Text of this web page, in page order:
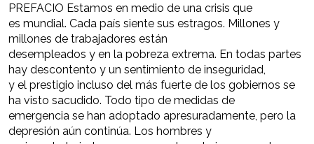
PREFACIO Estamos en medio de una crisis que
es mundial. Cada país siente sus estragos. Millones y
millones de trabajadores están
desempleados y en la pobreza extrema. En todas partes
hay descontento y un sentimiento de inseguridad,
y el prestigio incluso del más fuerte de los gobiernos se
ha visto sacudido. Todo tipo de medidas de
emergencia se han adoptado apresuradamente, pero la
depresión aún continúa. Los hombres y